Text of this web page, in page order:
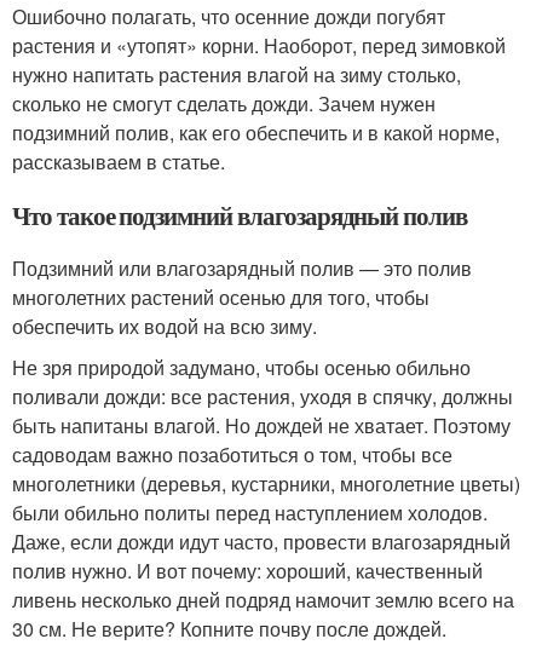
Ошибочно полагать, что осенние дожди погубят
растения и «утопят» корни. Наоборот, перед зимовкой
нужно напитать растения влагой на зиму столько,
сколько не смогут сделать дожди. Зачем нужен
подзимний полив, как его обеспечить и в какой норме,
рассказываем в статье.
Что такое подзимний влагозарядный полив
Подзимний или влагозарядный полив — это полив
многолетних растений осенью для того, чтобы
обеспечить их водой на всю зиму.
Не зря природой задумано, чтобы осенью обильно
поливали дожди: все растения, уходя в спячку, должны
быть напитаны влагой. Но дождей не хватает. Поэтому
садоводам важно позаботиться о том, чтобы все
многолетники (деревья, кустарники, многолетние цветы)
были обильно политы перед наступлением холодов.
Даже, если дожди идут часто, провести влагозарядный
полив нужно. И вот почему: хороший, качественный
ливень несколько дней подряд намочит землю всего на
30 см. Не верите? Копните почву после дождей.